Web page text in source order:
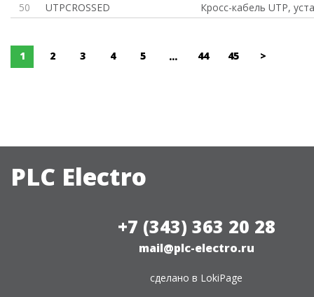
50
UTPCROSSED Кросс-кабель UTP,
1 2 3 4 5 ... 44 45 >
PLC Electro
+7 (343) 363 20 28
mail@plc-electro.ru
сделано в LokiPage